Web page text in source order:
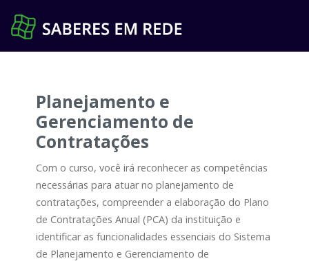
para
Planejamento e
Gerenciamento de
Contratações
Com o curso, você irá reconhecer as competências
necessárias para atuar no planejamento de
contratações, compreender a elaboração do Plano
de Contratações Anual (PCA) da instituição e
identificar as funcionalidades essenciais do Sistema
de Planejamento e Gerenciamento de